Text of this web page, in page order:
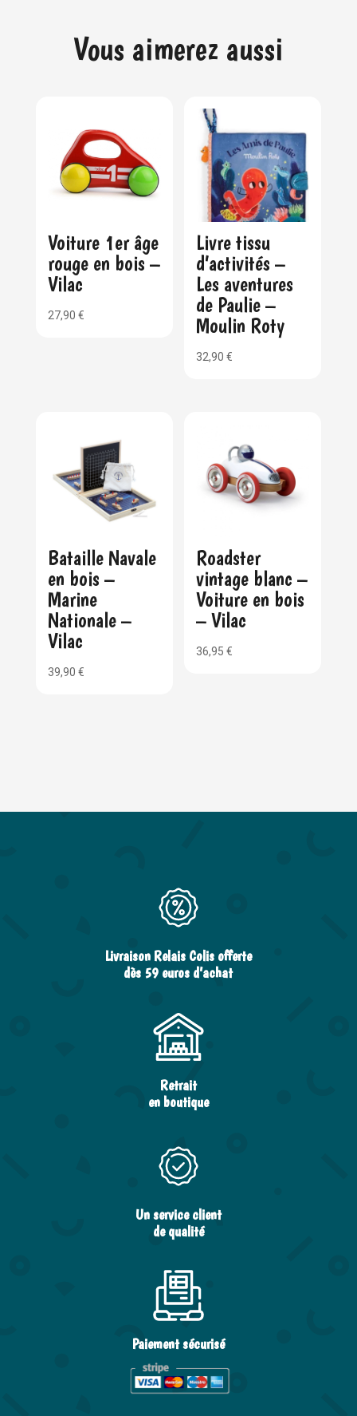
Vous aimerez aussi
Voiture 1er âge
rouge en bois –
Vilac
27,90 €
Livre tissu
d’activités –
Les aventures
de Paulie –
Moulin Roty
32,90€
Bataille Navale
en bois –
Marine
Nationale –
Vilac
39,90 €
Roadster
vintage blanc –
Voiture en bois
– Vilac
36,95€
Livraison Relais Colis offerte
dès 59 euros d’achat
Retrait
en boutique
Un service client
de qualité
Paiement sécurisé